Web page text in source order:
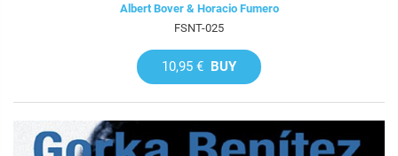
Albert Bover & Horacio Fumero
FSNT-025
10,95 € BUY